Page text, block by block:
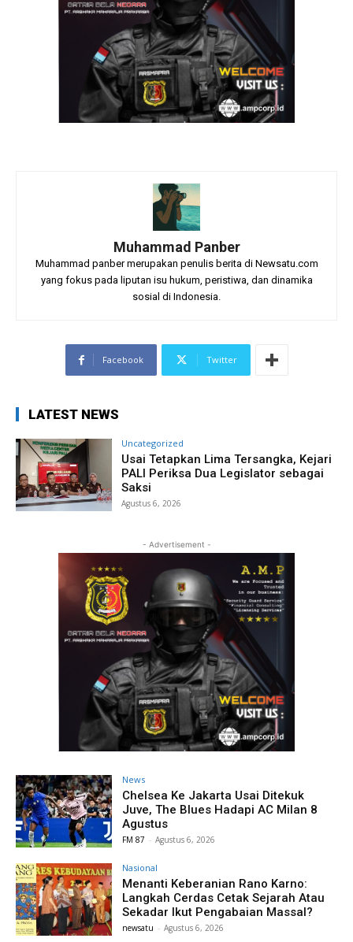
Muhammad Panber
Muhammad panber merupakan penulis berita di Newsatu.com
yang fokus pada liputan isu hukum, peristiwa, dan dinamika
sosial di Indonesia.
Facebook Twitter
LATEST NEWS
Uncategorized
Usai Tetapkan Lima Tersangka, Kejari
PALI Periksa Dua Legislator sebagai
Saksi
Agustus 6, 2026
- Advertisement -
News
Chelsea Ke Jakarta Usai Ditekuk
Juve, The Blues Hadapi AC Milan 8
Agustus
FM 87 - Agustus 6, 2026
Nasional
Menanti Keberanian Rano Karno:
Langkah Cerdas Cetak Sejarah Atau
Sekadar Ikut Pengabaian Massal?
newsatu - Agustus 6, 2026